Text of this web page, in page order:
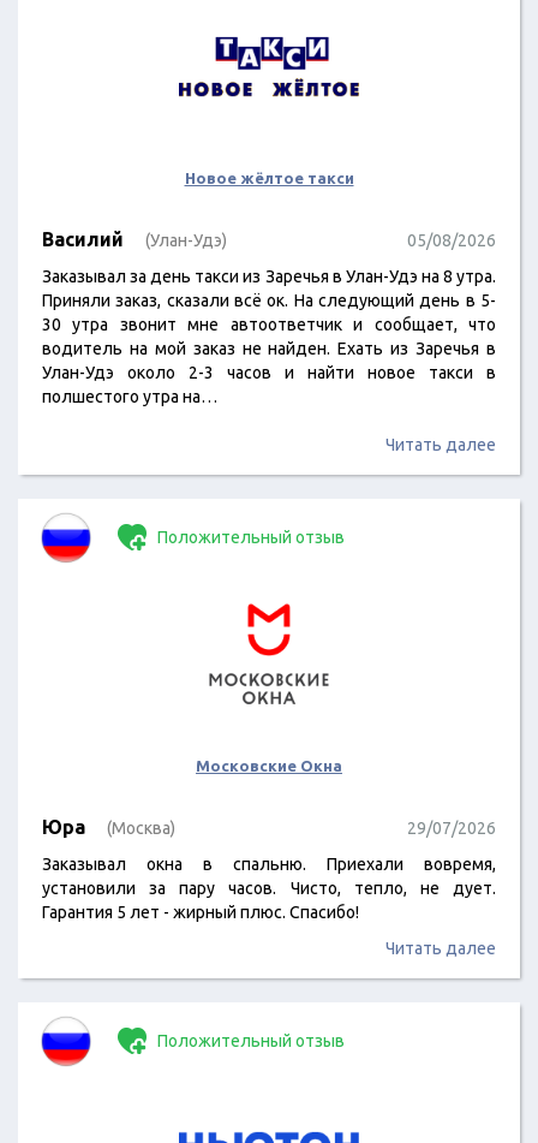
Новое жёлтое такси
Василий (Улан-Удэ)
05/08/2026
Заказывал за день такси из Заречья в Улан-Удэ на 8 утра.
Приняли заказ, сказали всё ок. На следующий день в 5-
30 утра звонит мне автоответчик и сообщает, что
водитель на мой заказ не найден. Ехать из Заречья в
Улан-Удэ около 2-3 часов и найти новое такси в
полшестого утра на…
Читать далее
Положительный отзыв
Московские Окна
Юра (Москва)
29/07/2026
Заказывал окна в спальню. Приехали вовремя,
установили за пару часов. Чисто, тепло, не дует.
Гарантия 5 лет - жирный плюс. Спасибо!
Читать далее
Положительный отзыв